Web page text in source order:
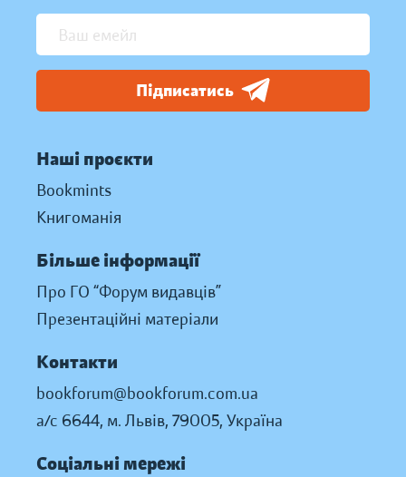
Підписатись
Наші проєкти
Bookmints
Книгоманія
Більше інформації
Про ГО “Форум видавців”
Презентаційні матеріали
Контакти
bookforum@bookforum.com.ua
а/с 6644, м. Львів, 79005, Україна
Соціальні мережі